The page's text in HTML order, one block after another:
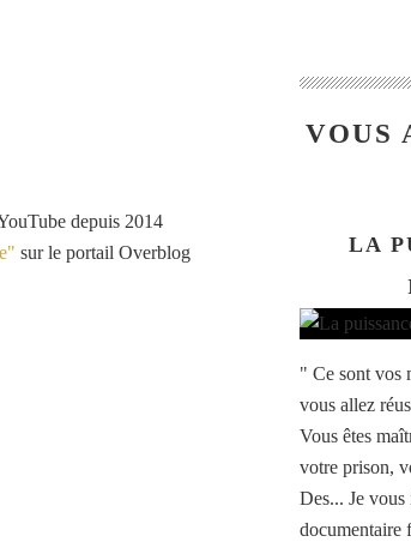
depuis 2014
sur le portail Overblog
VOUS
LA
" Ce sont vos
vous allez
Vous êtes
votre prison,
Des... Je
documentaire